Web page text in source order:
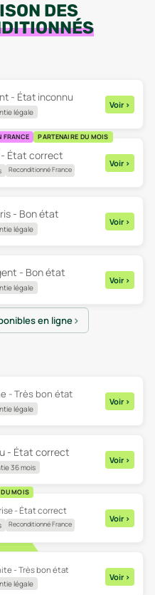
DES
- État inconnu
légale
Voir >
FRANCE PARTENAIRE DU MOIS
- État correct
Reconditionné France
Voir >
- Bon état
légale
Voir >
- Bon état
légale
Voir >
en ligne
- Très bon état
légale
Voir >
- État correct
36 mois
Voir >
MOIS
- État correct
Reconditionné France
Voir >
- Très bon état
légale
Voir >